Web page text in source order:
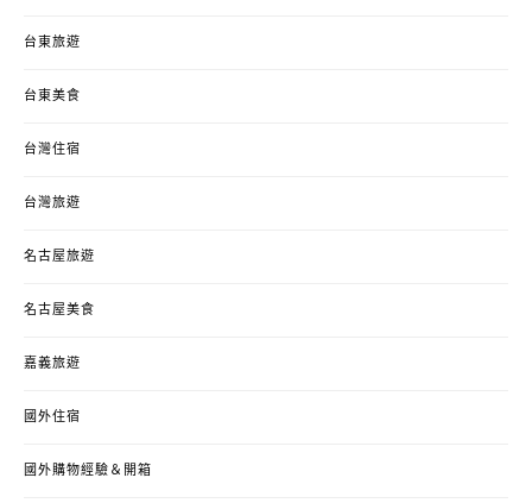
台東旅遊
台東美食
台灣住宿
台灣旅遊
名古屋旅遊
名古屋美食
嘉義旅遊
國外住宿
國外購物經驗＆開箱